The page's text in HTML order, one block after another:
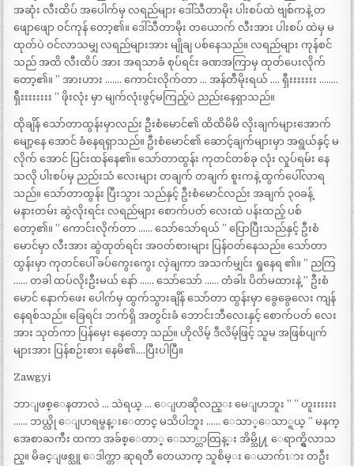
အဆုံး လီးထိပ် အပေါက်မှ လရည်များ ဒေါ်သီတာမိုး ပါးစပ်ထဲ ဗျစ်ကနဲ့ တ
ဖျောဖျော ဝင်ကုန် တော့၏။ ဒေါ်သီတာမိုး တယောက် လီးအား ပါးစပ် ထဲမှ မ
ထုတ်ပဲ ဝင်လာသမျှ လရည်များအား မျိုချ ပစ်နေသည်။ လရည်များ ကုန်စင်
သည် အထိ လီးထိပ် အား အရသာခံ စုပ်ရင်း ခဏအကြာမှ ထုတ်ပေးလိုက်
တော့၏။ ” အားဟား ……. ကောင်းလိုက်တာ … အန်တီမိုးရယ် …. ရှီးးးးးးး ……..
ရှီးးးးးးးး ” ဖိုးလုံး မှာ မျက်လုံးဖွင့်မကြည့်ပဲ ညည်းနေရှာသည်။
ထိုချိန် သော်တာထွန်းမှာလည်း ဦးစံမောင်၏ ထိထိမိမိ လိုးချက်များအောက်
မျော့နေ အောင် ခံနေရရှာသည်။ ဦးစံမောင်၏ ဆောင့်ချက်များမှာ အရွယ်နှင့် မ
လိုက် အောင် ပြင်းထန်နေ၏။ သော်တာထွန်း ကုတင်တစ်ခု လုံး လှုပ်ရမ်း နေ
သလို ပါးစပ်မှ ညည်းသံ လေးများ တချက် တချက် စူးကနဲ့ ထွက်ပေါ်လာရ
သည်။ သော်တာထွန်း ပြီးသွား သည်နှင့် ဦးစံမောင်လည်း အချက် ၃၀ခန့်
မနားတမ်း ဆွဲလိုးရင်း လရည်များ စောက်ပတ် လေးထဲ ပန်းထည့် ပစ်
တော့၏။ ” ကောင်းလိုက်တာ …… သော်သော်ရယ် ” ပြောပြီးသည်နှင့် ဦးစံ
မောင်မှာ လီးအား ဆွဲထုတ်ရင်း အဝတ်စားများ ပြန်ဝတ်နေသည်။ သော်တာ
ထွန်းမှာ ကုတင်ပေါ် ခပ်ကွေးကွေး လှဲချကာ အသက်မျှင်း ရှုနေရ ၏။ ” ညကြ
…… တခါ ထပ်လိုးဦးမယ် နော် …… သော်သော် …… တံခါး ပိတ်မထားနဲ့ ” ဦးစံ
မောင် နောက်ဖေး ပေါက်မှ ထွက်သွားချိန် သော်တာ ထွန်းမှာ ခွေခွေလေး ကျန်
နေရစ်သည်။ ခြေရင်း ဘက်ရှိ အတွင်းခံ ဘောင်းဘီလေးနှင့် စောက်ပတ် လေး
အား သုတ်ကာ ပြန်မှေး နေတော့ သည်။ ဟိုလိမ့် ဒီလိမ့်ဖြင့် သူမ အဖြစ်ပျက်
များအား ပြန်စဉ်းစား နေမိ၏….ပြီးပါပြီ။
Zawgyi
ဘာျဖစ္ေနတာလဲ … သဲရယ္ … ေျပာဆိုလည္း မေျပာဘူး ” ” ဟူးးးးးး
…… ဘယ္လို ေျပာရမွန္းေတာင္ မသိပါဘူး …… ေသာ္ေသာ္ရယ္ ” မနက္
အေစာႀကီး ထကာ အခ်စ္ေတာ္ ေသာ္တာထြန္း အိမ္သို႔ ေရာက္ရွိလာသ
ည္။ မိခင္ျဖစ္သူ ေဒါက္တာ ဆုရတီ တေယာက္ သူစိမ္း ေယာက်ၤား တဦး